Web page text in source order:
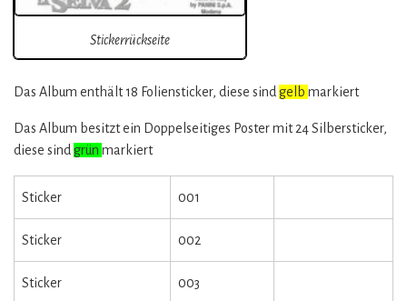
Stickerrückseite
Das Album enthält 18 Foliensticker, diese sind gelb markiert
Das Album besitzt ein Doppelseitiges Poster mit 24 Silbersticker,
diese sind grün markiert
Sticker 001
Sticker 002
Sticker 003